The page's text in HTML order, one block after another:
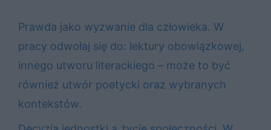
Prawda jako wyzwanie dla człowieka. W
pracy odwołaj się do: lektury obowiązkowej,
innego utworu literackiego – może to być
również utwór poetycki oraz wybranych
kontekstów.